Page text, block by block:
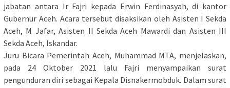
jabatan antara Ir Fajri kepada Erwin Ferdinasyah, di kantor
Gubernur Aceh. Acara tersebut disaksikan oleh Asisten I Sekda
Aceh, M Jafar, Asisten II Sekda Aceh Mawardi dan Asisten III
Sekda Aceh, Iskandar.
Juru Bicara Pemerintah Aceh, Muhammad MTA, menjelaskan,
pada 24 Oktober 2021 lalu Fajri menyampaikan surat
pengunduran diri sebagai Kepala Disnakermobduk. Dalam surat